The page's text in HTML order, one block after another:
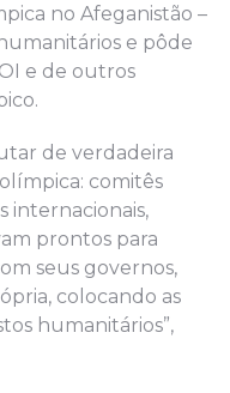
no Afeganistão –
e pôde
e de outros
de verdadeira
comitês
internacionais,
prontos para
seus governos,
colocando as
humanitários”,